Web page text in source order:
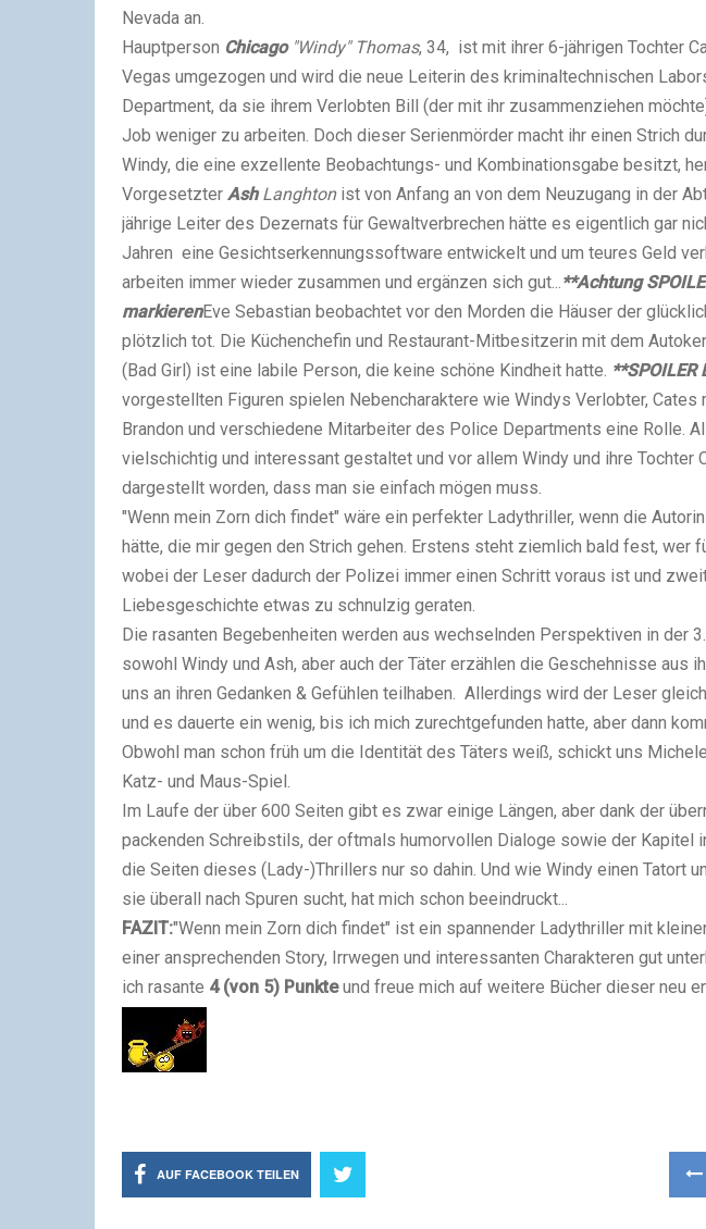
Nevada an.
Hauptperson Chicago"Windy" Thomas, 34, ist mit ihrer 6-jährigen Tochter
Vegas umgezogen und wird die neue Leiterin des kriminaltechnischen
Department, da sie ihrem Verlobten Bill (der mit ihr zusammenziehen
Job weniger zu arbeiten. Doch dieser Serienmörder macht ihr einen Strich
Windy, die eine exzellente Beobachtungs- und Kombinationsgabe besitzt,
Vorgesetzter AshLanghtonist von Anfang an von dem Neuzugang in der
jährige Leiter des Dezernats für Gewaltverbrechen hätte es eigentlich gar
Jahren eine Gesichtserkennungssoftware entwickelt und um teures Geld
arbeiten immer wieder zusammen und ergänzen sich gut... **Achtung
markierenEve Sebastian beobachtet vor den Morden die Häuser der
plötzlich tot. Die Küchenchefin und Restaurant-Mitbesitzerin mit dem
(Bad Girl) ist eine labile Person, die keine schöne Kindheit hatte. **SPOILER
vorgestellten Figuren spielen Nebencharaktere wie Windys Verlobter, Cates
Brandon und verschiedene Mitarbeiter des Police Departments eine Rolle.
vielschichtig und interessant gestaltet und vor allem Windy und ihre Tochter
dargestellt worden, dass man sie einfach mögen muss.
"Wenn mein Zorn dich findet" wäre ein perfekter Ladythriller, wenn die
hätte, die mir gegen den Strich gehen. Erstens steht ziemlich bald fest, wer
wobei der Leser dadurch der Polizei immer einen Schritt voraus ist und
Liebesgeschichte etwas zu schnulzig geraten.
Die rasanten Begebenheiten werden aus wechselnden Perspektiven in der
sowohl Windy und Ash, aber auch der Täter erzählen die Geschehnisse aus
uns an ihren Gedanken & Gefühlen teilhaben. Allerdings wird der Leser
und es dauerte ein wenig, bis ich mich zurechtgefunden hatte, aber dann
Obwohl man schon früh um die Identität des Täters weiß, schickt uns
Katz- und Maus-Spiel.
Im Laufe der über 600 Seiten gibt es zwar einige Längen, aber dank der
packenden Schreibstils, der oftmals humorvollen Dialoge sowie der Kapitel
die Seiten dieses (Lady-)Thrillers nur so dahin. Und wie Windy einen Tatort
sie überall nach Spuren sucht, hat mich schon beeindruckt...
FAZIT:"Wenn mein Zorn dich findet" ist ein spannender Ladythriller mit
einer ansprechenden Story, Irrwegen und interessanten Charakteren gut
ich rasante 4 (von 5) Punkteund freue mich auf weitere Bücher dieser neu
AUF FACEBOOK TEILEN